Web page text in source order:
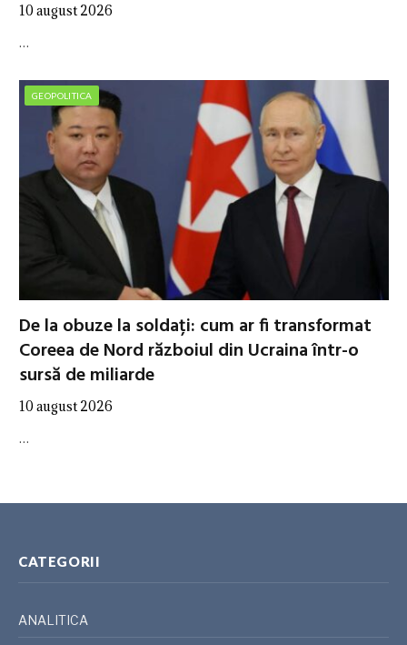
10 august 2026
…
GEOPOLITICA
De la obuze la soldați: cum ar fi transformat
Coreea de Nord războiul din Ucraina într-o
sursă de miliarde
10 august 2026
…
CATEGORII
ANALITICA